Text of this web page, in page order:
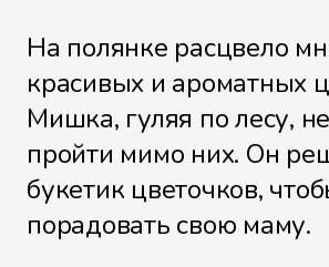
На полянке расцвело
красивых и ароматных
Мишка, гуляя по лесу,
пройти мимо них. Он
букетик цветочков,
порадовать свою маму.